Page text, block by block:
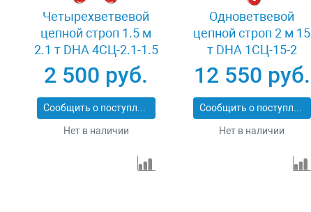
Четырехветвевой
цепной строп 1.5 м
2.1 т DHA 4СЦ-2.1-1.5
2 500 руб.
Сообщить о поступлении
Нет в наличии
Одноветвевой
цепной строп 2 м 15
т DHA 1СЦ-15-2
12 550 руб.
Сообщить о поступлении
Нет в наличии